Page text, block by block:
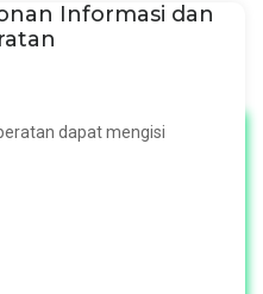
Informasi dan
dapat mengisi